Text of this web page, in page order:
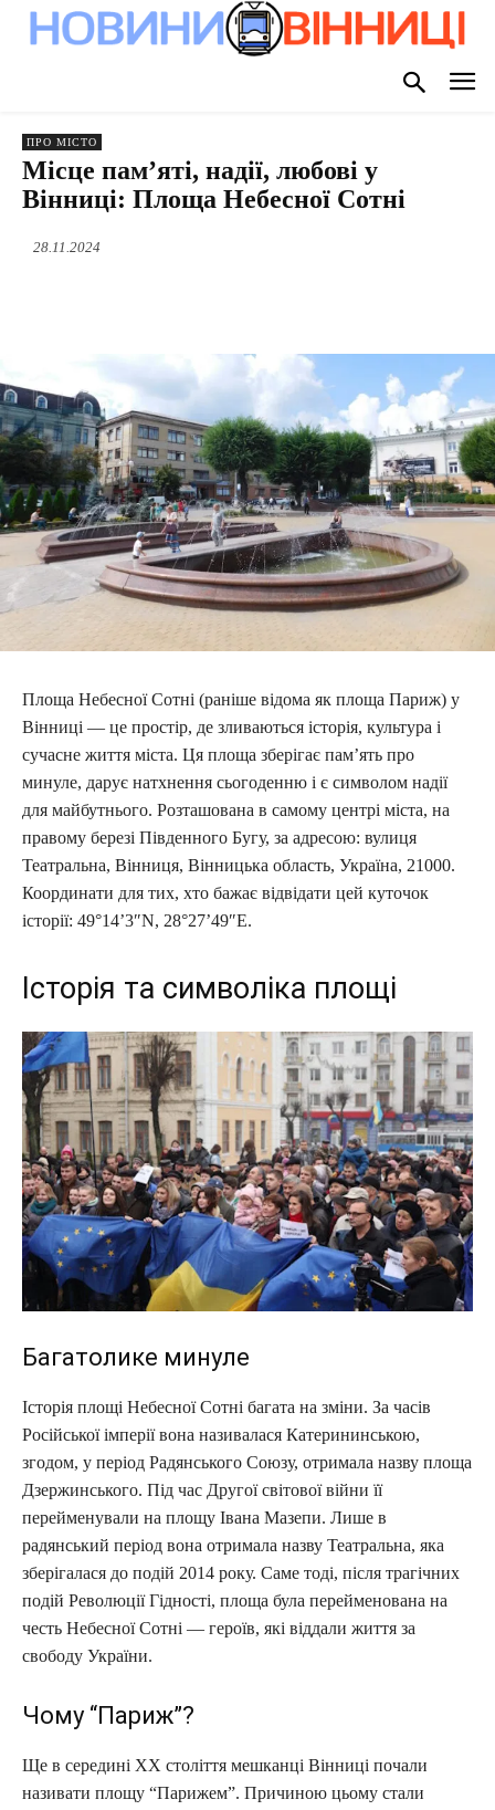
ПРО МІСТО
Місце пам’яті, надії, любові у
Вінниці: Площа Небесної Сотні
28.11.2024
Площа Небесної Сотні (раніше відома як площа Париж) у
Вінниці — це простір, де зливаються історія, культура і
сучасне життя міста. Ця площа зберігає пам’ять про
минуле, дарує натхнення сьогоденню і є символом надії
для майбутнього. Розташована в самому центрі міста, на
правому березі Південного Бугу, за адресою: вулиця
Театральна, Вінниця, Вінницька область, Україна, 21000.
Координати для тих, хто бажає відвідати цей куточок
історії: 49°14’3″N, 28°27’49″E.
Історія та символіка площі
Багатолике минуле
Історія площі Небесної Сотні багата на зміни. За часів
Російської імперії вона називалася Катерининською,
згодом, у період Радянського Союзу, отримала назву площа
Дзержинського. Під час Другої світової війни її
перейменували на площу Івана Мазепи. Лише в
радянський період вона отримала назву Театральна, яка
зберігалася до подій 2014 року. Саме тоді, після трагічних
подій Революції Гідності, площа була перейменована на
честь Небесної Сотні — героїв, які віддали життя за
свободу України.
Чому “Париж”?
Ще в середині ХХ століття мешканці Вінниці почали
називати площу “Парижем”. Причиною цьому стали